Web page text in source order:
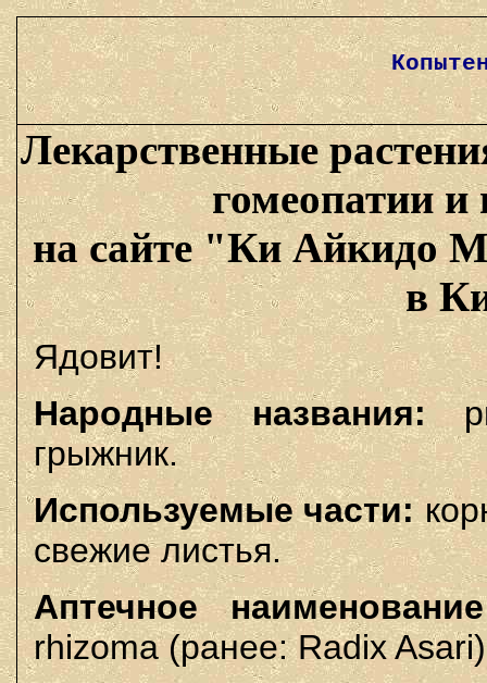
Лекарственные
гомеопатии и
на сайте "Ки Айкидо
в
Ядовит!
Народные названия:
грыжник.
Используемые части:
свежие листья.
Аптечное
rhizoma (ранее: Radix